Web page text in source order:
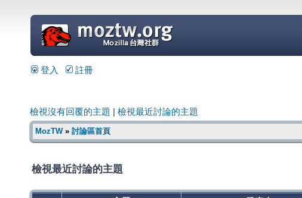
=
登入 註冊
檢視沒有回覆的主題 檢視最近討論的主題
MozTW» 討論區首頁
檢視最近討論的主題